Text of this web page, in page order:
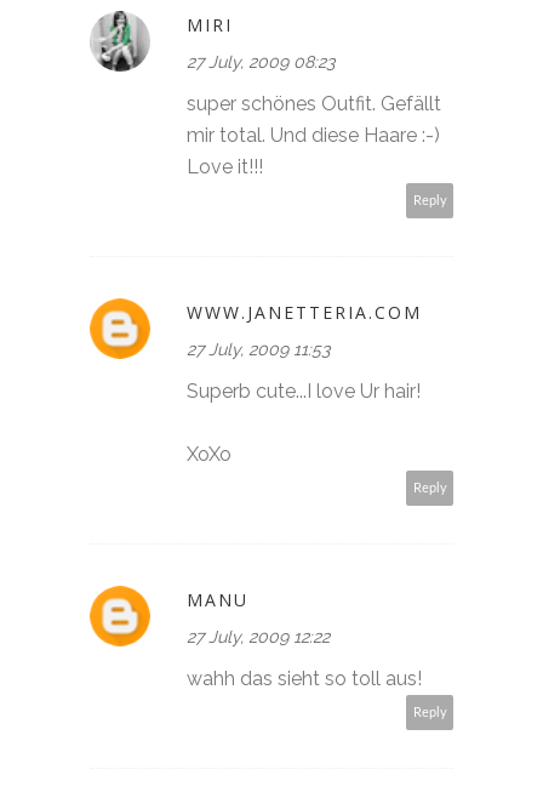
MIRI
27 July, 2009 08:23
super schönes Outfit. Gefällt
mir total. Und diese Haare :-)
Love it!!!
Reply
WWW.JANETTERIA.COM
27 July, 2009 11:53
Superb cute...I love Ur hair!
XoXo
Reply
MANU
27 July, 2009 12:22
wahh das sieht so toll aus!
Reply